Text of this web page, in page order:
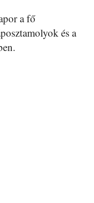
a fő
és a